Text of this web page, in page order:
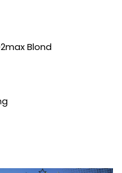
Blond